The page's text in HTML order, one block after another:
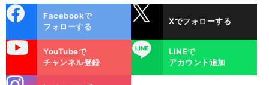
ok
Facebookで
フォローする
Xでフォローする
YouTubeで
チャンネル登録
LINE
LINEで
アカウント追加